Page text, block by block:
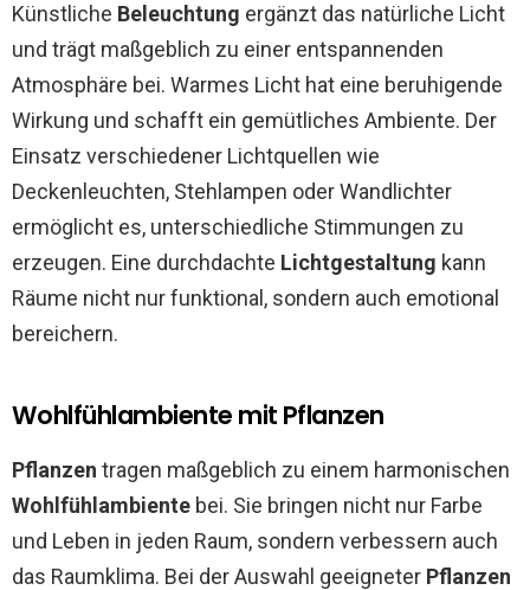
Künstliche Beleuchtung ergänzt das natürliche Licht
und trägt maßgeblich zu einer entspannenden
Atmosphäre bei. Warmes Licht hat eine beruhigende
Wirkung und schafft ein gemütliches Ambiente. Der
Einsatz verschiedener Lichtquellen wie
Deckenleuchten, Stehlampen oder Wandlichter
ermöglicht es, unterschiedliche Stimmungen zu
erzeugen. Eine durchdachte Lichtgestaltung kann
Räume nicht nur funktional, sondern auch emotional
bereichern.
Wohlfühlambiente mit Pflanzen
Pflanzen tragen maßgeblich zu einem harmonischen
Wohlfühlambiente bei. Sie bringen nicht nur Farbe
und Leben in jeden Raum, sondern verbessern auch
das Raumklima. Bei der Auswahl geeigneter Pflanzen